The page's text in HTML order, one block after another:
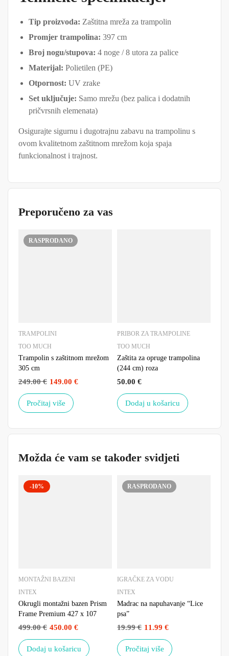
Tip proizvoda: Zaštitna mreža za trampolin
Promjer trampolina: 397 cm
Broj nogu/stupova: 4 noge / 8 utora za palice
Materijal: Polietilen (PE)
Otpornost: UV zrake
Set uključuje: Samo mrežu (bez palica i dodatnih
pričvrsnih elemenata)
Osigurajte sigurnu i dugotrajnu zabavu na trampolinu s
ovom kvalitetnom zaštitnom mrežom koja spaja
funkcionalnost i trajnost.
Preporučeno za vas
RASPRODANO
TRAMPOLINI
TOO MUCH
Trampolin s zaštitnom mrežom
305 cm
249.00€ 149.00 €
Pročitaj više
PRIBOR ZA TRAMPOLINE
TOO MUCH
Zaštita za opruge trampolina
(244 cm) roza
50.00 €
Dodaj u košaricu
Možda će vam se također svidjeti
-10%
MONTAŽNI BAZENI
INTEX
Okrugli montažni bazen Prism
Frame Premium 427 x 107
499.00€ 450.00 €
Dodaj u košaricu
RASPRODANO
IGRAČKE ZA VODU
INTEX
Madrac na napuhavanje “Lice
psa”
19.99€ 11.99 €
Pročitaj više